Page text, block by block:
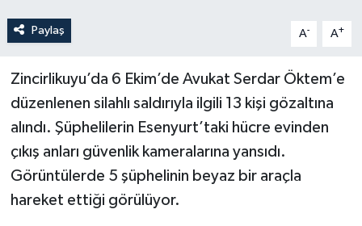
Paylaş A- A+
Zincirlikuyu’da 6 Ekim’de Avukat Serdar Öktem’e
düzenlenen silahlı saldırıyla ilgili 13 kişi gözaltına
alındı. Şüphelilerin Esenyurt’taki hücre evinden
çıkış anları güvenlik kameralarına yansıdı.
Görüntülerde 5 şüphelinin beyaz bir araçla
hareket ettiği görülüyor.